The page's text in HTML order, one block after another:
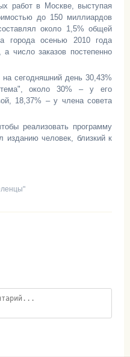
работ в Москве, выступая
до 150 миллиардов
около 1,5% общей
города осенью 2010 года
а число заказов постепенно
на сегодняшний день 30,43%
около 30% – у его
18,37% – у члена совета
реализовать программу
изданию человек, близкий к